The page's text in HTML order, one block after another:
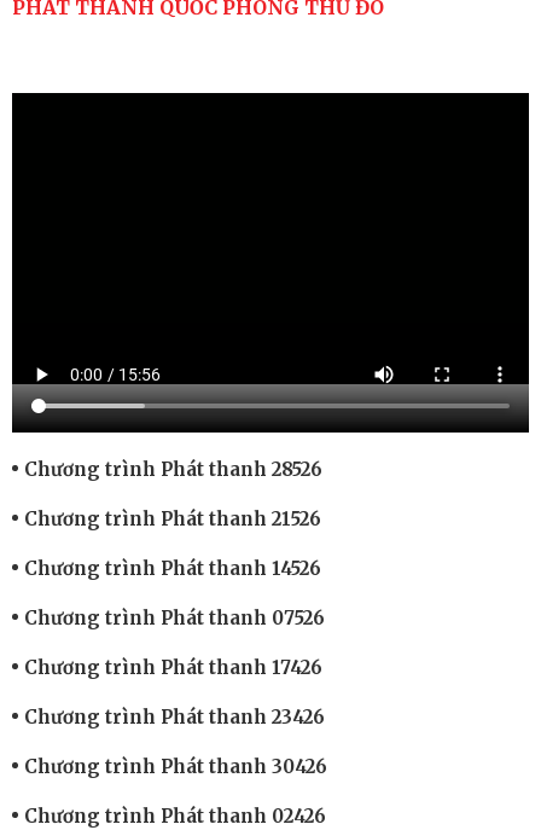
PHÁT THANH QUỐC PHÒNG THỦ ĐÔ
Chương trình Phát thanh 28526
Chương trình Phát thanh 21526
Chương trình Phát thanh 14526
Chương trình Phát thanh 07526
Chương trình Phát thanh 17426
Chương trình Phát thanh 23426
Chương trình Phát thanh 30426
Chương trình Phát thanh 02426